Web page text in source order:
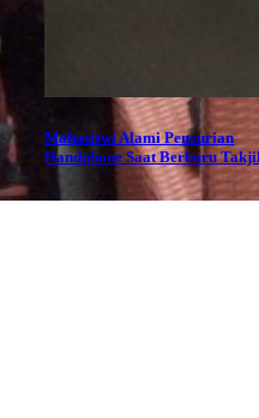
Mahasiswi Alami Pencurian
Handphone Saat Berburu